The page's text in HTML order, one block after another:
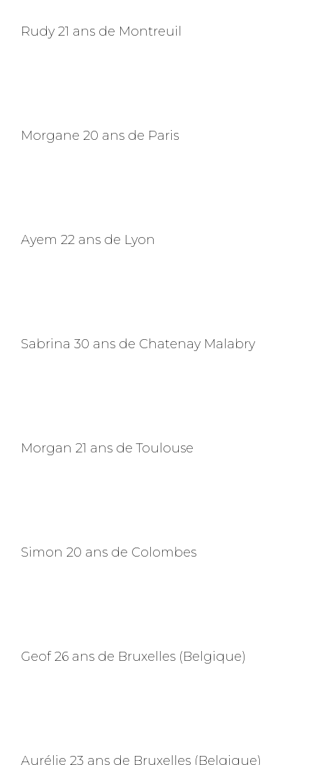
Rudy 21 ans de Montreuil
Morgane 20 ans de Paris
Ayem 22 ans de Lyon
Sabrina 30 ans de Chatenay Malabry
Morgan 21 ans de Toulouse
Simon 20 ans de Colombes
Geof 26 ans de Bruxelles (Belgique)
Aurélie 23 ans de Bruxelles (Belgique)